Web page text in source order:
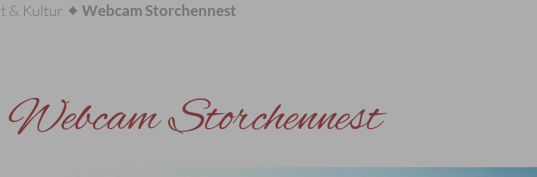
& Kultur Webcam Storchennest
Webcam Storchennest